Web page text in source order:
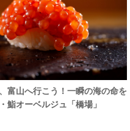
富山へ行こう！一瞬の海の命を
鮨オーベルジュ「橋場」